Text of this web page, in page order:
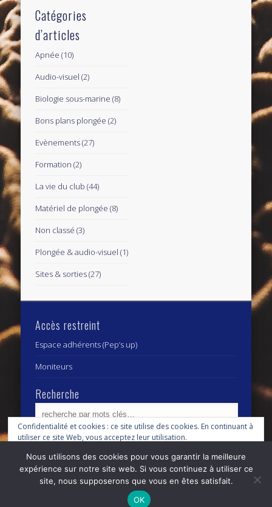
Catégories
d’articles
Apnée (10)
Audio-visuel (2)
Biologie sous-marine (8)
Bons plans plongée (2)
Evènements(27)
Formation (2)
La vie du club (44)
Matériel de plongée (8)
Non classé (3)
Plongée & audio-visuel (1)
Sites & sorties(27)
Accès restreint
Espace adhérents (Pep’s up)
Moniteurs
Recherche
Archives
Archives
© 2026 Centre Subaquatique Orléanais - club fédéral
Confidentialité et cookies : ce site utilise des cookies. En continuant à
utiliser ce site Web, vous acceptez leur utilisation.
Pour en savoir plus, notamment sur la façon de contrôler les cookies,
consultez :Politique relative aux cookies
Nous utilisons des cookies pour vous garantir la meilleure
expérience sur notre site web. Si vous continuez à utiliser ce
site, nous supposerons que vous en êtes satisfait.
OK